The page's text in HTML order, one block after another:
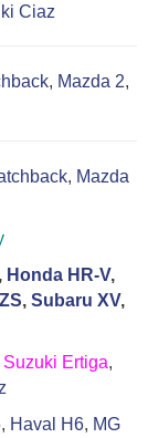
Ciaz
, Mazda 2,
, Mazda
, Honda HR-V,
, Subaru XV,
Suzuki Ertiga,
, Haval H6, MG